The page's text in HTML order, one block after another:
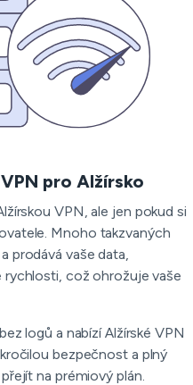
pro Alžírsko
VPN, ale jen pokud si
Mnoho takzvaných
prodává vaše data,
rychlosti, což ohrožuje vaše
logů a nabízí Alžírské VPN
bezpečnost a plný
na prémiový plán.